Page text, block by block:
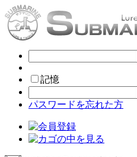
記憶
パスワードを忘れた方